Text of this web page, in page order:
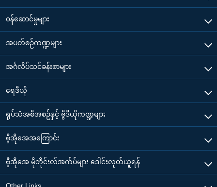
၀န်ဆောင်မှုများ
အပတ်စဉ်ကဏ္ဍများ
အင်္ဂလိပ်သင်ခန်းစာများ
ရေဒီယို
ရုပ်သံအစီအစဉ်နှင့် ဗွီဒီယိုကဏ္ဍများ
ဗွီအိုအေအကြောင်း
ဗွီအိုအေ မိုဘိုင်းလ်အက်ပ်များ ဒေါင်းလုတ်ယူရန်